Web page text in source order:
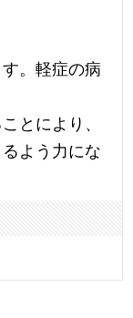
。軽症の病
とにより、
よう力にな